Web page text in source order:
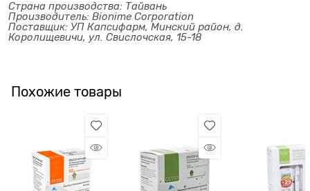
Страна производства: Тайвань
Производитель: Bionime Corporation
Поставщик: УП Капсифарм, Минский район, д.
Королищевичи, ул. Свислочская, 15-18
Похожие товары